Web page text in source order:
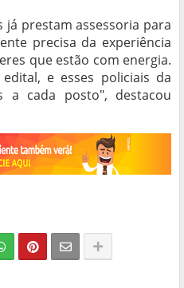
já prestam assessoria para
precisa da experiência
que estão com energia.
e esses policiais da
a cada posto", destacou